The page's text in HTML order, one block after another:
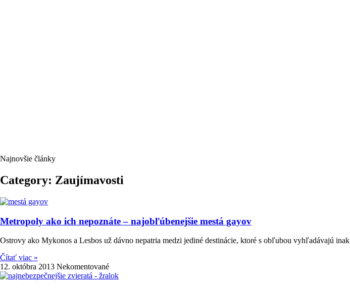
Najnovšie články
Category: Zaujímavosti
Metropoly ako ich nepoznáte – najobľúbenejšie mestá gayov
Ostrovy ako Mykonos a Lesbos už dávno nepatria medzi jediné destinácie, ktoré s obľubou vyhľadávajú inak
Čítať viac »
12. októbra 2013 Nekomentované